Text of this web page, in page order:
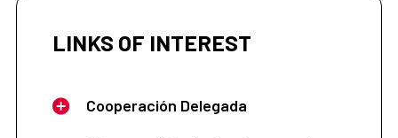
LINKS OF INTEREST
Cooperación Delegada